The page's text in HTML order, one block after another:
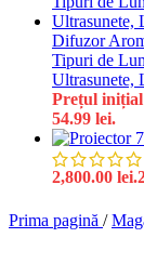
Difuzor
Tipuri de
Ultrasunete,
Prețul inițial
54.99 lei.
2,800.00 lei.
Prima pagină /